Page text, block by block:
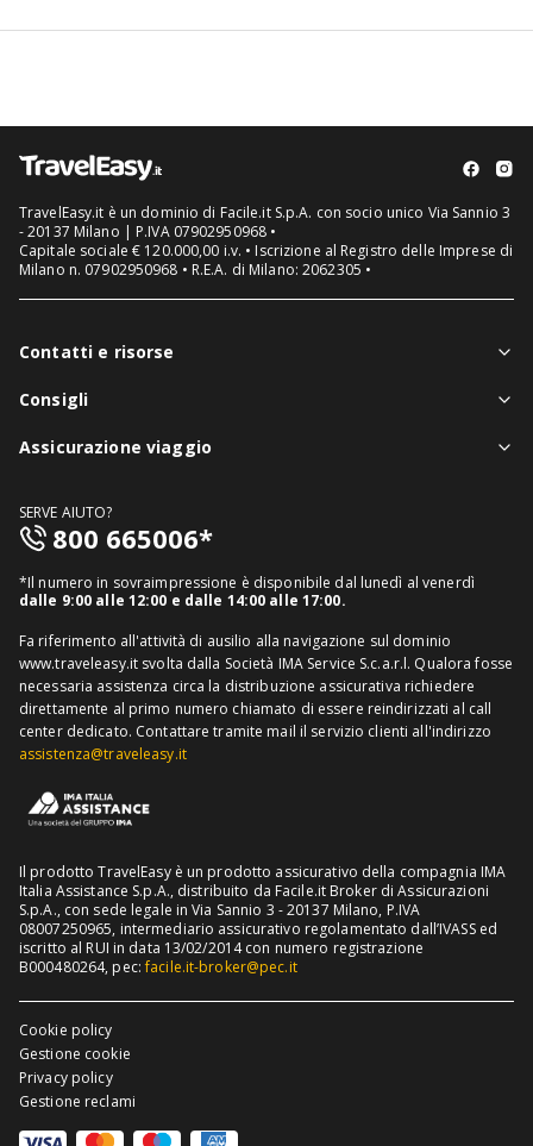
TravelEasy.it è un dominio di Facile.it S.p.A. con socio unico Via Sannio 3
- 20137 Milano | P.IVA 07902950968 •
Capitale sociale € 120.000,00 i.v. • Iscrizione al Registro delle Imprese di
Milano n. 07902950968 • R.E.A. di Milano: 2062305 •
Contatti e risorse
Chi siamo
FAQ
Mappa del sito
Informativa distributore
Consigli
Notizie viaggi
Assicurazione viaggio
Assicurazione viaggio annuale
Assicurazione medico sanitaria
Assicurazione viaggio USA
Assicurazione viaggio Thailandia
Assicurazione viaggio Cuba
SERVE AIUTO?
800 665006*
*Il numero in sovraimpressione è disponibile dal lunedì al venerdì
dalle 9:00 alle 12:00 e dalle 14:00 alle 17:00.
Fa riferimento all'attività di ausilio alla navigazione sul dominio
www.traveleasy.it svolta dalla Società IMA Service S.c.a.r.l. Qualora fosse
necessaria assistenza circa la distribuzione assicurativa richiedere
direttamente al primo numero chiamato di essere reindirizzati al call
center dedicato. Contattare tramite mail il servizio clienti all'indirizzo
assistenza@traveleasy.it
Il prodotto TravelEasy è un prodotto assicurativo della compagnia IMA
Italia Assistance S.p.A., distribuito da Facile.it Broker di Assicurazioni
S.p.A., con sede legale in Via Sannio 3 - 20137 Milano, P.IVA
08007250965, intermediario assicurativo regolamentato dall’IVASS ed
iscritto al RUI in data 13/02/2014 con numero registrazione
B000480264, pec:facile.it-broker@pec.it
Cookie policy
Gestione cookie
Privacy policy
Gestione reclami